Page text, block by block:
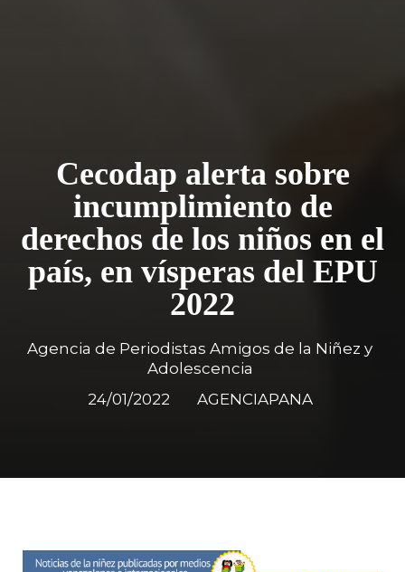
Cecodap alerta sobre
incumplimiento de
derechos de los niños en el
país, en vísperas del EPU
2022
Agencia de Periodistas Amigos de la Niñez y
Adolescencia
24/01/2022
AGENCIAPANA